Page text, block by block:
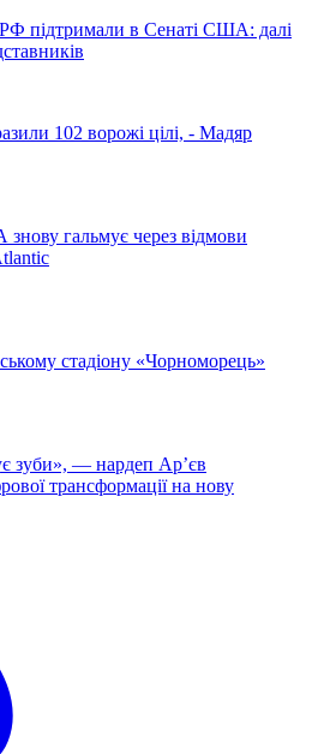
РФ підтримали в Сенаті США: далі
102 ворожі цілі, - Мадяр
гальмує через відмови
стадіону «Чорноморець»
зуби», — нардеп Ар’єв
трансформації на нову